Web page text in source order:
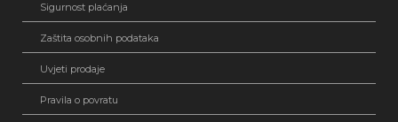
Sigurnost plaćanja
Zaštita osobnih podataka
Uvjeti prodaje
Pravila o povratu